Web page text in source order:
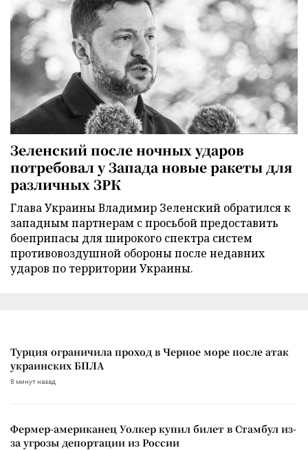
Зеленский после ночных ударов
потребовал у Запада новые ракеты для
различных ЗРК
Глава Украины Владимир Зеленский обратился к
западным партнерам с просьбой предоставить
боеприпасы для широкого спектра систем
противовоздушной обороны после недавних
ударов по территории Украины.
Турция ограничила проход в Черное море после атак
украинских БПЛА
8 минут назад
Фермер-американец Уолкер купил билет в Стамбул из-
за угрозы депортации из России